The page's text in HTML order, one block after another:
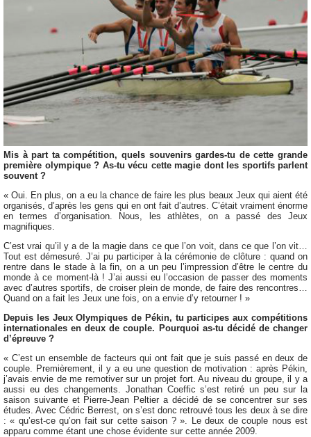
Mis à part ta compétition, quels souvenirs gardes-tu de cette grande
première olympique ? As-tu vécu cette magie dont les sportifs parlent
souvent ?
« Oui. En plus, on a eu la chance de faire les plus beaux Jeux qui aient été
organisés, d’après les gens qui en ont fait d’autres. C’était vraiment énorme
en termes d’organisation. Nous, les athlètes, on a passé des Jeux
magnifiques.
C’est vrai qu’il y a de la magie dans ce que l’on voit, dans ce que l’on vit…
Tout est démesuré. J’ai pu participer à la cérémonie de clôture : quand on
rentre dans le stade à la fin, on a un peu l’impression d’être le centre du
monde à ce moment-là ! J’ai aussi eu l’occasion de passer des moments
avec d’autres sportifs, de croiser plein de monde, de faire des rencontres…
Quand on a fait les Jeux une fois, on a envie d’y retourner ! »
Depuis les Jeux Olympiques de Pékin, tu participes aux compétitions
internationales en deux de couple. Pourquoi as-tu décidé de changer
d’épreuve ?
« C’est un ensemble de facteurs qui ont fait que je suis passé en deux de
couple. Premièrement, il y a eu une question de motivation : après Pékin,
j’avais envie de me remotiver sur un projet fort. Au niveau du groupe, il y a
aussi eu des changements. Jonathan Coeffic s’est retiré un peu sur la
saison suivante et Pierre-Jean Peltier a décidé de se concentrer sur ses
études. Avec Cédric Berrest, on s’est donc retrouvé tous les deux à se dire
: « qu’est-ce qu’on fait sur cette saison ? ». Le deux de couple nous est
apparu comme étant une chose évidente sur cette année 2009.